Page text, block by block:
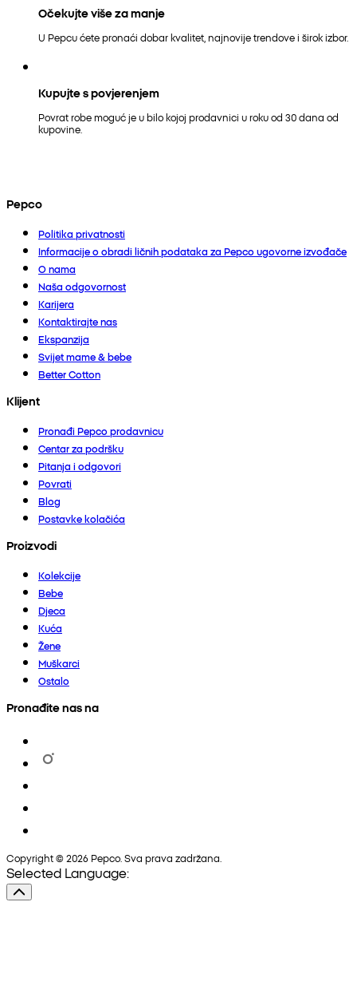
Očekujte više za manje
U Pepcu ćete pronaći dobar kvalitet, najnovije trendove i širok izbor.
Kupujte s povjerenjem
Povrat robe moguć je u bilo kojoj prodavnici u roku od 30 dana od
kupovine.
Pepco
Politika privatnosti
Informacije o obradi ličnih podataka za Pepco ugovorne izvođače
O nama
Naša odgovornost
Karijera
Kontaktirajte nas
Ekspanzija
Svijet mame & bebe
Better Cotton
Klijent
Pronađi Pepco prodavnicu
Centar za podršku
Pitanja i odgovori
Povrati
Blog
Postavke kolačića
Proizvodi
Kolekcije
Bebe
Djeca
Kuća
Žene
Muškarci
Ostalo
Pronađite nas na
Copyright © 2026 Pepco. Sva prava zadržana.
Selected Language: